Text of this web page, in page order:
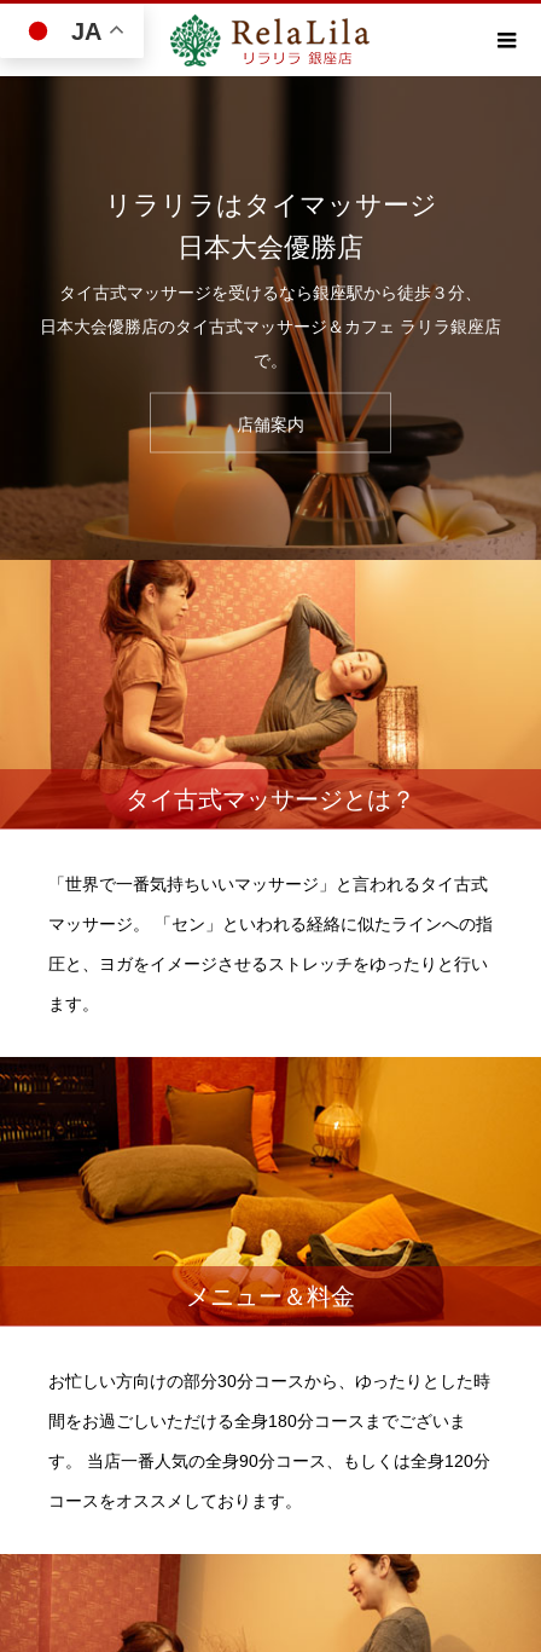
JA
リラリラはタイマッサージ
日本大会優勝店
タイ古式マッサージを受けるなら銀座駅から徒歩３分、
日本大会優勝店のタイ古式マッサージ＆カフェ ラリラ銀座店
で。
店舗案内
タイ古式マッサージとは？
「世界で一番気持ちいいマッサージ」と言われるタイ古式
マッサージ。 「セン」といわれる経絡に似たラインへの指
圧と、ヨガをイメージさせるストレッチをゆったりと行い
ます。
メニュー＆料金
お忙しい方向けの部分30分コースから、ゆったりとした時
間をお過ごしいただける全身180分コースまでございま
す。 当店一番人気の全身90分コース、もしくは全身120分
コースをオススメしております。